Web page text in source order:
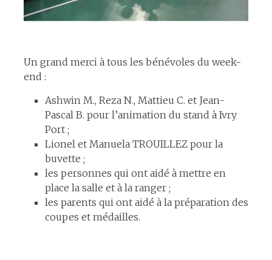
Un grand merci à tous les bénévoles du week-
end :
Ashwin M., Reza N., Mattieu C. et Jean-
Pascal B. pour l’animation du stand à Ivry
Port ;
Lionel et Manuela TROUILLEZ pour la
buvette ;
les personnes qui ont aidé à mettre en
place la salle et à la ranger ;
les parents qui ont aidé à la préparation des
coupes et médailles.